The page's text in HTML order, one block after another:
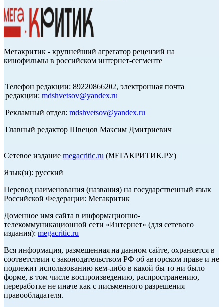
Мегакритик - крупнейший агрегатор рецензий на
кинофильмы в российском интернет-сегменте
Телефон редакции: 89220866202, электронная почта
редакции: mdshvetsov@yandex.ru
Рекламный отдел: mdshvetsov@yandex.ru
Главный редактор Швецов Максим Дмитриевич
Сетевое издание megacritic.ru (МЕГАКРИТИК.РУ)
Язык(и): русский
Перевод наименования (названия) на государственный язык
Российской Федерации: Мегакритик
Доменное имя сайта в информационно-
телекоммуникационной сети «Интернет» (для сетевого
издания): megacritic.ru
Вся информация, размещенная на данном сайте, охраняется в
соответствии с законодательством РФ об авторском праве и не
подлежит использованию кем-либо в какой бы то ни было
форме, в том числе воспроизведению, распространению,
переработке не иначе как с письменного разрешения
правообладателя.